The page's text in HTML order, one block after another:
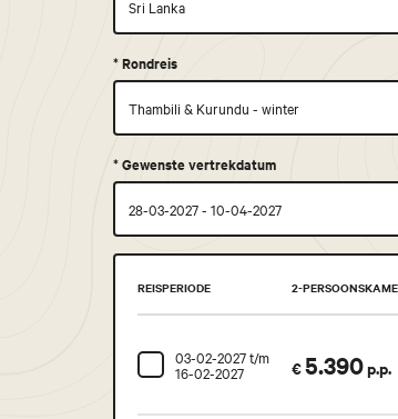
*Rondreis
*Gewenste vertrekdatum
REISPERIODE 2-
03-02-2027 t/m
16-02-2027 €5.390p.p.